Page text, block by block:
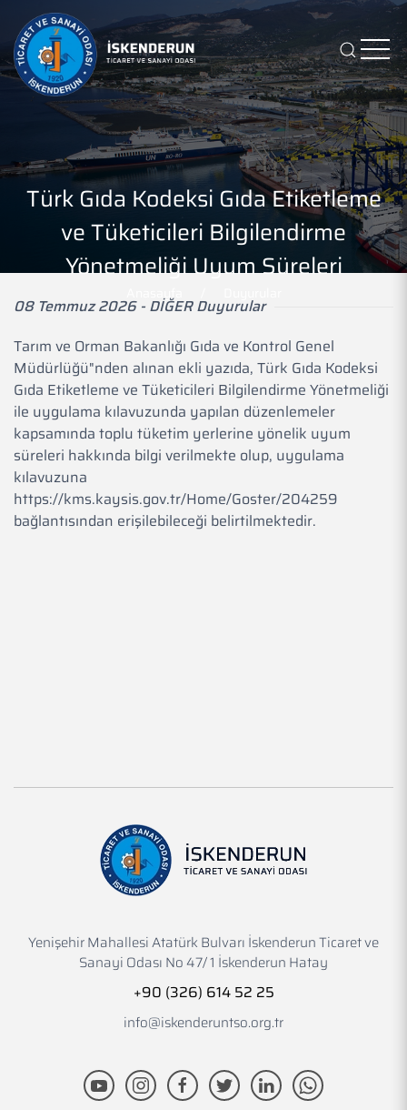
Türk Gıda Kodeksi Gıda Etiketleme
ve Tüketicileri Bilgilendirme
Yönetmeliği Uyum Süreleri
Anasayfa
08 Temmuz 2026 - DİĞER Duyurular
Tarım ve Orman Bakanlığı Gıda ve Kontrol Genel
Müdürlüğü"nden alınan ekli yazıda, Türk Gıda Kodeksi
Gıda Etiketleme ve Tüketicileri Bilgilendirme Yönetmeliği
ile uygulama kılavuzunda yapılan düzenlemeler
kapsamında toplu tüketim yerlerine yönelik uyum
süreleri hakkında bilgi verilmekte olup, uygulama
kılavuzuna
https://kms.kaysis.gov.tr/Home/Goster/204259
bağlantısından erişilebileceği belirtilmektedir.
Yenişehir Mahallesi Atatürk Bulvarı İskenderun Ticaret ve
Sanayi Odası No 47/ 1 İskenderun Hatay
+90 (326) 614 52 25
info@iskenderuntso.org.tr